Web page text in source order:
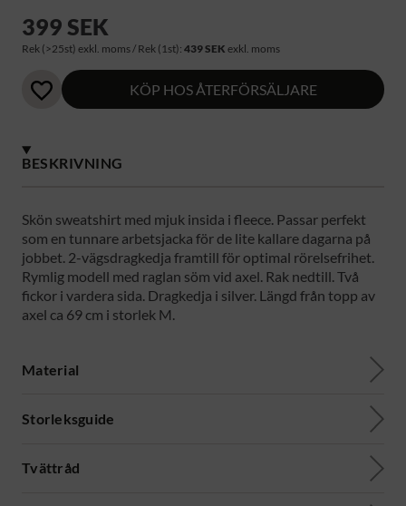
399 SEK
Rek (>25st) exkl. moms / Rek (1st): 439 SEK exkl. moms
KÖP HOS ÅTERFÖRSÄLJARE
BESKRIVNING
Skön sweatshirt med mjuk insida i fleece. Passar perfekt
som en tunnare arbetsjacka för de lite kallare dagarna på
jobbet. 2-vägsdragkedja framtill för optimal rörelsefrihet.
Rymlig modell med raglan söm vid axel. Rak nedtill. Två
fickor i vardera sida. Dragkedja i silver. Längd från topp av
axel ca 69 cm i storlek M.
Material
Storleksguide
Tvättråd